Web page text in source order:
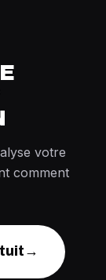
votre
comment
→